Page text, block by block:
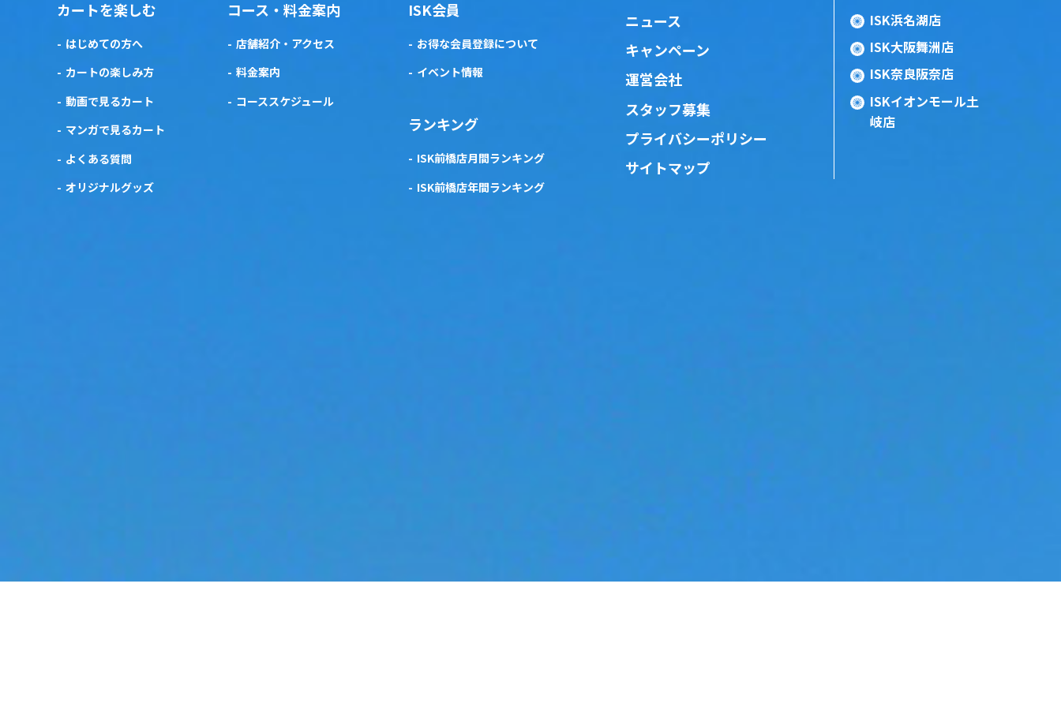
カートを楽しむ
はじめての方へ
カートの楽しみ方
動画で見るカート
マンガで見るカート
よくある質問
オリジナルグッズ
コース・料金案内
店舗紹介・アクセス
料金案内
コーススケジュール
ISK会員
お得な会員登録について
イベント情報
ランキング
ISK前橋店月間ランキング
ISK前橋店年間ランキング
ニュース
キャンペーン
運営会社
スタッフ募集
プライバシーポリシー
サイトマップ
ISK浜名湖店
ISK大阪舞洲店
ISK奈良阪奈店
ISKイオンモール土
岐店